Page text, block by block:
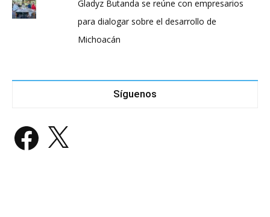
Gladyz Butanda se reúne con empresarios
para dialogar sobre el desarrollo de
Michoacán
Síguenos
Facebook